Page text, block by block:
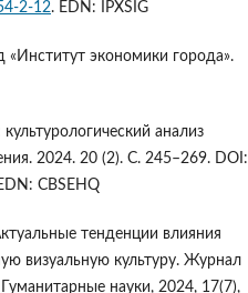
2-12. EDN: IPXSIG
экономики города».
анализ
2024. 20 (2). С. 245–269. DOI:
CBSEHQ
тенденции влияния
визуальную культуру. Журнал
науки, 2024, 17(7),